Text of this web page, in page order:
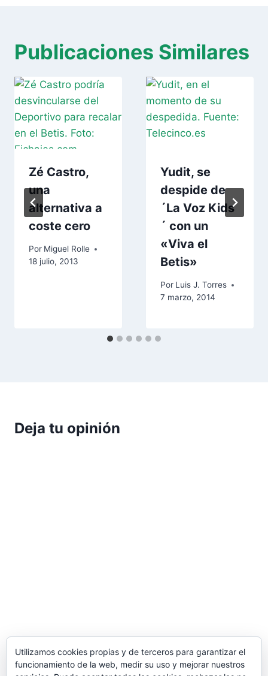
Publicaciones Similares
Zé Castro,
una
alternativa a
coste cero
Por Miguel Rolle
18 julio, 2013
Yudit, se
despide de
´La Voz Kids
´ con un
«Viva el
Betis»
Por Luis J. Torres
7 marzo, 2014
Deja tu opinión
Utilizamos cookies propias y de terceros para garantizar el
funcionamiento de la web, medir su uso y mejorar nuestros